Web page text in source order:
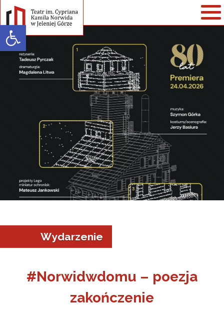
Open toolbar
Wydarzenie
#Norwidwdomu – poezja
zakończenie